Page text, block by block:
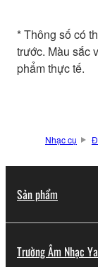
* Thông số có
trước. Màu sắc
phẩm thực tế.
Nhạc cụ
Sản phẩm
Trường Âm Nhạc